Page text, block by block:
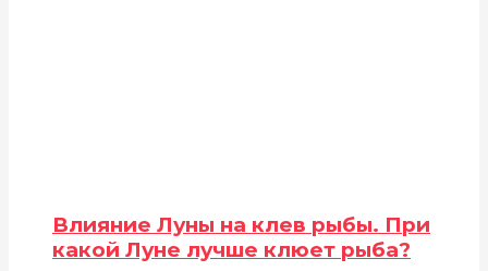
Влияние Луны на клев рыбы. При
какой Луне лучше клюет рыба?